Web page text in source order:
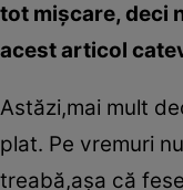
tot mişcare, deci
acest articol
Astăzi,mai mult
plat. Pe vremuri
treabă,aşa că